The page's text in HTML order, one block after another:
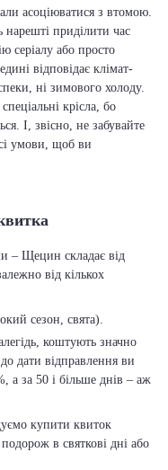
асоціюватися з втомою.
нарешті приділити час
серіалу або просто
відповідає клімат-
ні зимового холоду.
крісла, бо
І, звісно, не забувайте
умови, щоб ви
– Щецин складає від
від кількох
сезон, свята).
коштують значно
дати відправлення ви
а за 50 і більше днів – аж
купити квиток
в святкові дні або